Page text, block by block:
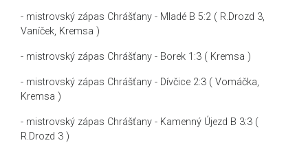
- mistrovský zápas Chrášťany - Mladé B 5:2 ( R.Drozd 3,
Vaníček, Kremsa )
- mistrovský zápas Chrášťany - Borek 1:3 ( Kremsa )
- mistrovský zápas Chrášťany - Dívčice 2:3 ( Vomáčka,
Kremsa )
- mistrovský zápas Chrášťany - Kamenný Újezd B 3:3 (
R.Drozd 3 )